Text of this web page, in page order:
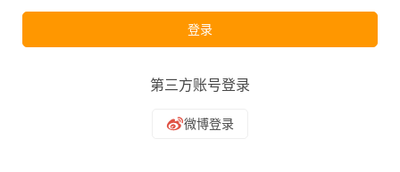
登录
第三方账号登录